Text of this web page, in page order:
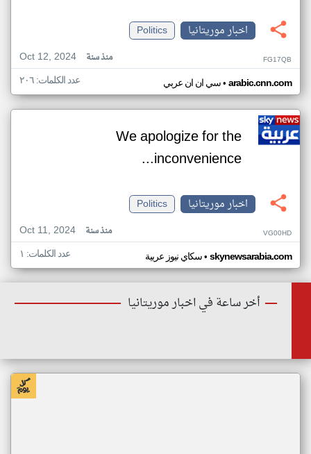
اخبار موريتانيا
Politics
Oct 12, 2024
منذ سنة FG17QB
سي ان ان عربي• arabic.cnn.com عدد الكلمات: ٢٠٦
We apologize for the
inconvenience...
اخبار موريتانيا
Politics
Oct 11, 2024
منذ سنة VG00HD
سكاي نيوز عربية• skynewsarabia.com عدد الكلمات: ١
أخر ساعة في اخبار موريتانيا